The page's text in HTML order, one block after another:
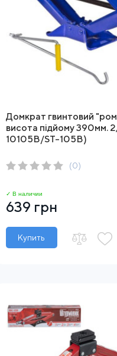
Домкрат гвинтовий
висота підйому 390мм.
10105B/ST-105B)
(0)
✓ В наличии
639 грн
Купить